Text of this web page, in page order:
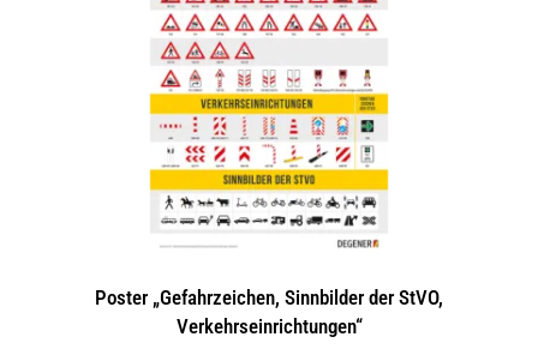
Poster „Gefahrzeichen, Sinnbilder der StVO,
Verkehrseinrichtungen“